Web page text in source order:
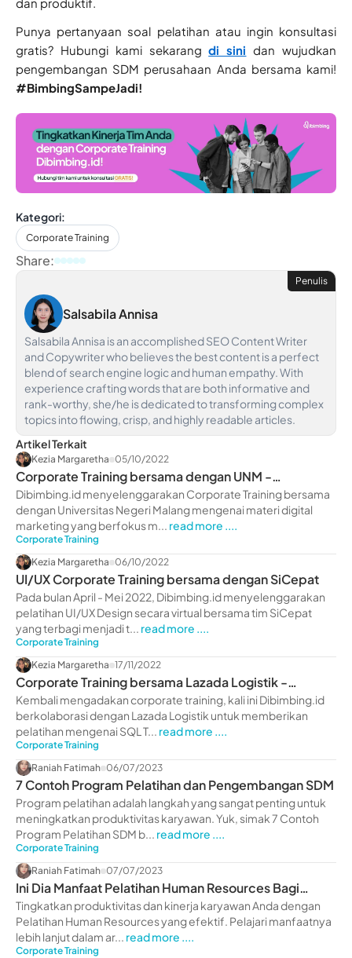
Punya pertanyaan soal pelatihan atau ingin konsultasi
gratis? Hubungi kami sekarangdi sini dan wujudkan
pengembangan SDM perusahaan Anda bersama kami!
#BimbingSampeJadi!
Kategori:
Corporate Training
Share:
Penulis
Salsabila Annisa
Salsabila Annisa is an accomplished SEO Content Writer
and Copywriter who believes the best content is a perfect
blend of search engine logic and human empathy. With
experience crafting words that are both informative and
rank-worthy, she/he is dedicated to transforming complex
topics into flowing, crisp, and highly readable articles.
Artikel Terkait
Kezia Margaretha 05/10/2022
Corporate Training bersama dengan UNM -
dibimbing.id
Dibimbing.id menyelenggarakan Corporate Training bersama
dengan Universitas Negeri Malang mengenai materi digital
marketing yang berfokus m... read more ....
Corporate Training
Kezia Margaretha 06/10/2022
UI/UX Corporate Training bersama dengan SiCepat
Pada bulan April - Mei 2022, Dibimbing.id menyelenggarakan
pelatihan UI/UX Design secara virtual bersama tim SiCepat
yang terbagi menjadi t... read more ....
Corporate Training
Kezia Margaretha 17/11/2022
Corporate Training bersama Lazada Logistik -
dibimbing.id
Kembali mengadakan corporate training, kali ini Dibimbing.id
berkolaborasi dengan Lazada Logistik untuk memberikan
pelatihan mengenai SQL T... read more ....
Corporate Training
Raniah Fatimah 06/07/2023
7 Contoh Program Pelatihan dan Pengembangan SDM
Program pelatihan adalah langkah yang sangat penting untuk
meningkatkan produktivitas karyawan. Yuk, simak 7 Contoh
Program Pelatihan SDM b... read more ....
Corporate Training
Raniah Fatimah 07/07/2023
Ini Dia Manfaat Pelatihan Human Resources Bagi
Perusahaan
Tingkatkan produktivitas dan kinerja karyawan Anda dengan
Pelatihan Human Resources yang efektif. Pelajari manfaatnya
lebih lanjut dalam ar... read more ....
Corporate Training